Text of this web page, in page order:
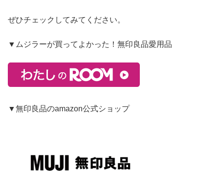
ぜひチェックしてみてください。
▼ムジラーが買ってよかった！無印良品愛用品
▼無印良品のamazon公式ショップ